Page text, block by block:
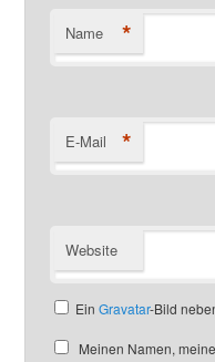
Name *
E-Mail *
Website
EinGravatar-Bild
Meinen Namen,